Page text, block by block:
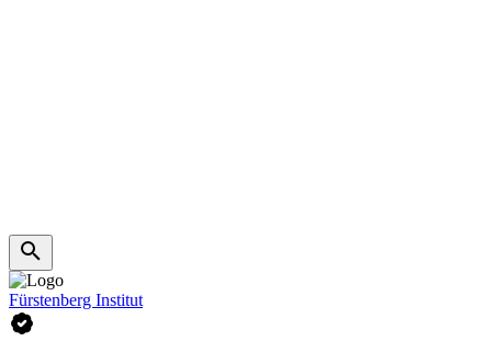
Fürstenberg Institut